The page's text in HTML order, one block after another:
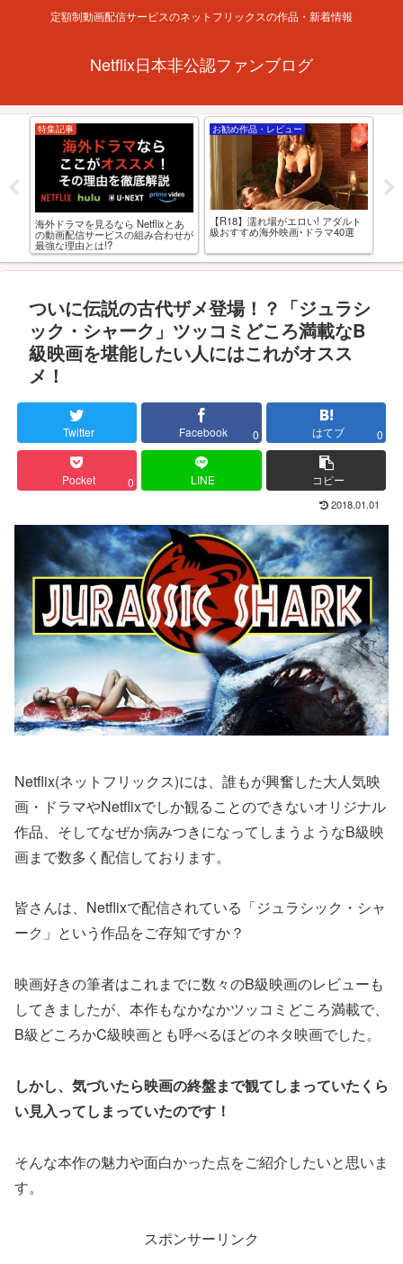
定額制動画配信サービスのネットフリックスの作品・新着情報
Netflix日本非公認ファンブログ
特集記事
海外ドラマを見るなら Netflixとあ
の動画配信サービスの組み合わせが
最強な理由とは!?
お勧め作品・レビュー
【R18】濡れ場がエロい! アダルト
級おすすめ海外映画･ドラマ40選
ついに伝説の古代ザメ登場！？「ジュラシ
ック・シャーク」ツッコミどころ満載なB
級映画を堪能したい人にはこれがオスス
メ！
Twitter Facebook 0 はてブ 0
Pocket 0 LINE コピー
2018.01.01
Netflix(ネットフリックス)には、誰もが興奮した大人気映
画・ドラマやNetflixでしか観ることのできないオリジナル
作品、そしてなぜか病みつきになってしまうようなB級映
画まで数多く配信しております。
皆さんは、Netflixで配信されている「ジュラシック・シャ
ーク」という作品をご存知ですか？
映画好きの筆者はこれまでに数々のB級映画のレビューも
してきましたが、本作もなかなかツッコミどころ満載で、
B級どころかC級映画とも呼べるほどのネタ映画でした。
しかし、気づいたら映画の終盤まで観てしまっていたくら
い見入ってしまっていたのです！
そんな本作の魅力や面白かった点をご紹介したいと思いま
す。
スポンサーリンク